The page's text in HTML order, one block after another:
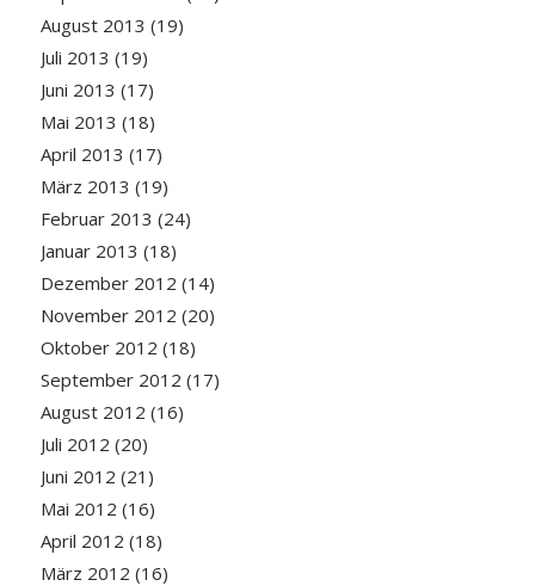
August 2013 (19)
Juli 2013 (19)
Juni 2013 (17)
Mai 2013 (18)
April 2013 (17)
März 2013 (19)
Februar 2013 (24)
Januar 2013 (18)
Dezember 2012 (14)
November 2012 (20)
Oktober 2012 (18)
September 2012 (17)
August 2012 (16)
Juli 2012 (20)
Juni 2012 (21)
Mai 2012 (16)
April 2012 (18)
März 2012 (16)